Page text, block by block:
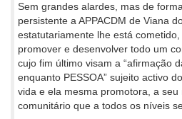
Sem grandes alardes, mas de
persistente a APPACDM de Viana
estatutariamente lhe está
promover e desenvolver todo um
cujo fim último visam a “afirmação
enquanto PESSOA” sujeito activo
vida e ela mesma promotora, a
comunitário que a todos os níveis